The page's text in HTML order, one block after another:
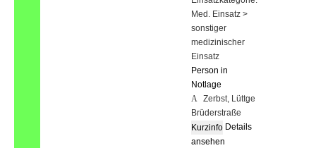
Person in
Notlage
Zerbst, Lüttge
Brüderstraße
Details
ansehen